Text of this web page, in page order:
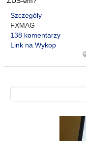
Szczegóły
FXMAG
138 komentarzy
Link na Wykop